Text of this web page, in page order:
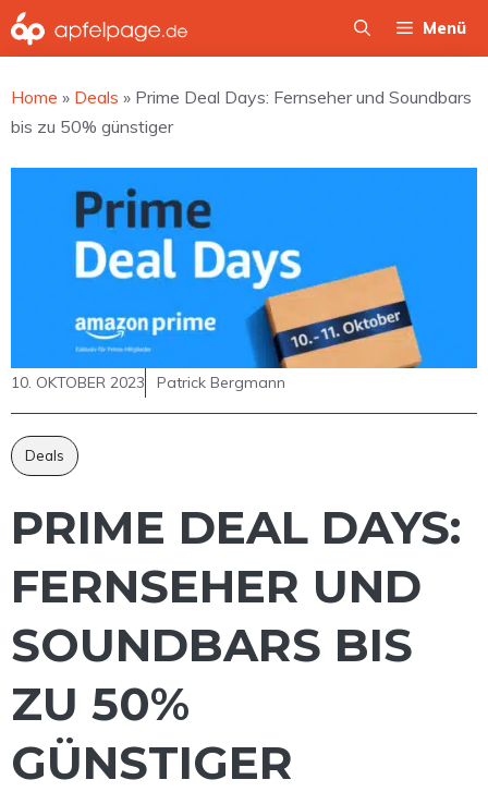
Zum
Inhalt
Menü
Home » Deals » Prime Deal Days: Fernseher und Soundbars
bis zu 50% günstiger
10. OKTOBER 2023 Patrick Bergmann
Deals
PRIME DEAL DAYS:
FERNSEHER UND
SOUNDBARS BIS
ZU 50%
GÜNSTIGER